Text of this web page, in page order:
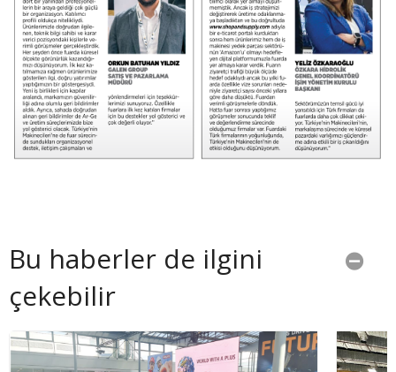
Bu haberler de ilgini
çekebilir